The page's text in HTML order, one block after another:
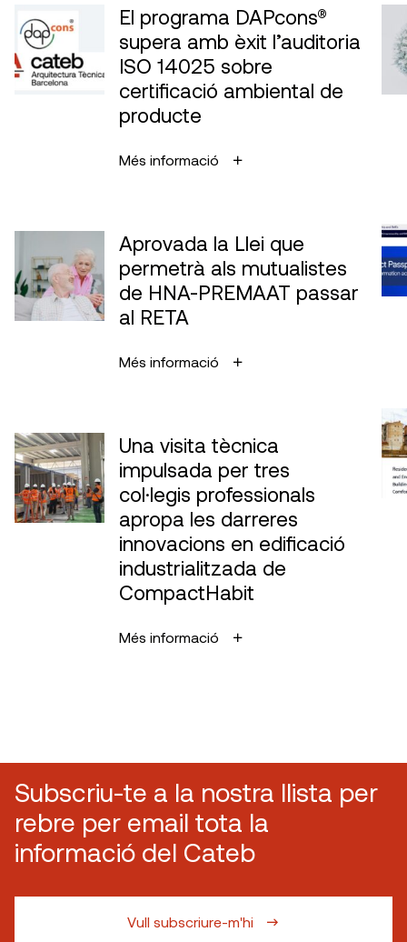
El programa DAPcons®
supera amb èxit l’auditoria
ISO 14025 sobre
certificació ambiental de
producte
Més informació
Aprovada la Llei que
permetrà als mutualistes
de HNA-PREMAAT passar
al RETA
Més informació
Una visita tècnica
impulsada per tres
col·legis professionals
apropa les darreres
innovacions en edificació
industrialitzada de
CompactHabit
Més informació
Subscriu-te a la nostra llista per
rebre per email tota la
informació del Cateb
Vull subscriure-m'hi